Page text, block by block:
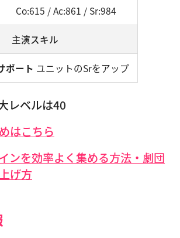
Co:615 / Ac:861 / Sr:984
主演スキル
ポート ユニットのSrをアップ
レベルは40
はこちら
ンを効率よく集める方法・劇団
げ方